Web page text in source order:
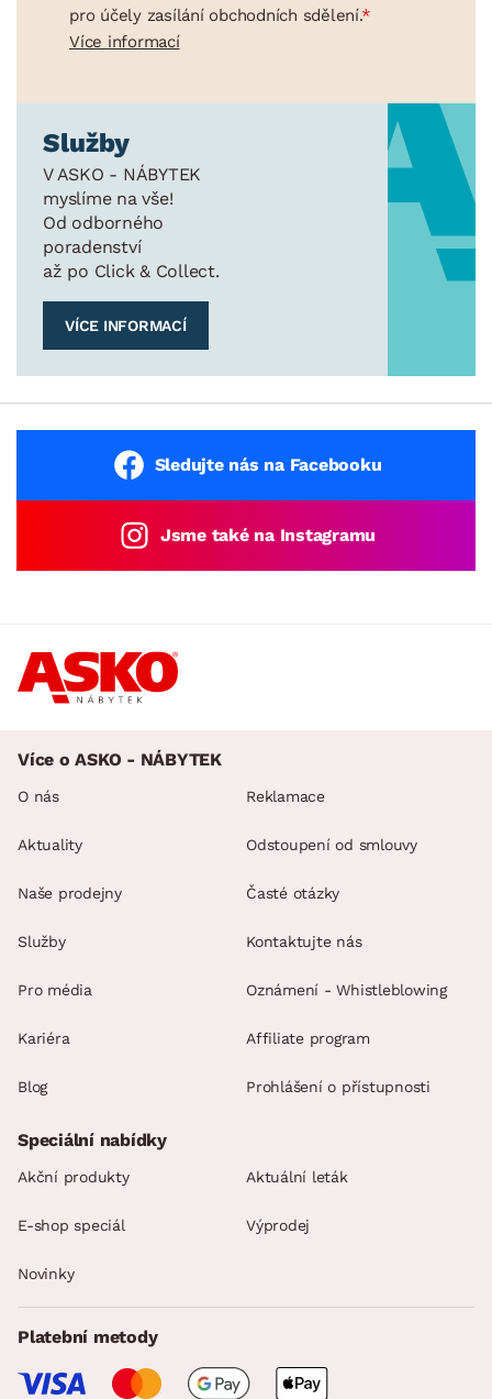
pro účely zasílání obchodních sdělení.
Více informací
Služby
V ASKO - NÁBYTEK
myslíme na vše!
Od odborného
poradenství
až po Click & Collect.
VÍCE INFORMACÍ
Sledujte nás na Facebooku
Jsme také na Instagramu
Více o ASKO - NÁBYTEK
O nás
Aktuality
Naše prodejny
Služby
Pro média
Kariéra
Blog
Reklamace
Odstoupení od smlouvy
Časté otázky
Kontaktujte nás
Oznámení - Whistleblowing
Affiliate program
Prohlášení o přístupnosti
Speciální nabídky
Akční produkty Aktuální leták
E-shop speciál Výprodej
Novinky
Platební metody